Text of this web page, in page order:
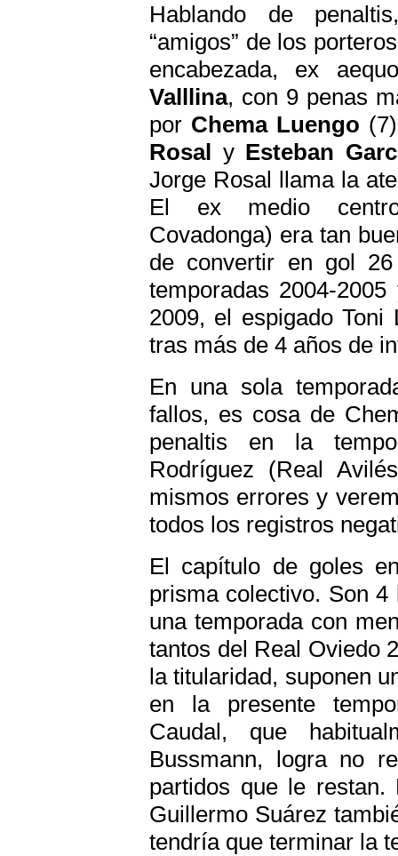
Hablando de
“amigos” de los
encabezada, ex
Valllina, con 9 penas
por Chema Luengo
Rosal y Esteban
Jorge Rosal llama la
El ex medio
Covadonga) era tan
de convertir en gol
temporadas 2004-
2009, el espigado
tras más de 4 años de
En una sola
fallos, es cosa de
penaltis en la
Rodríguez (Real
mismos errores y
todos los registros
El capítulo de goles
prisma colectivo. Son
una temporada con
tantos del Real Oviedo
la titularidad, suponen
en la presente
Caudal, que
Bussmann, logra no
partidos que le restan.
Guillermo Suárez
tendría que terminar la